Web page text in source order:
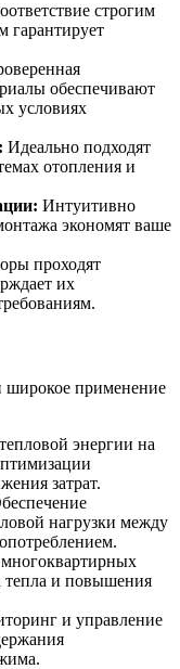
строгим
гарантирует
обеспечивают
условиях
Идеально подходят
отопления и
Интуитивно
экономят ваше
проходят
их
применение
энергии на
затрат.
нагрузки между
тепла и повышения
и управление